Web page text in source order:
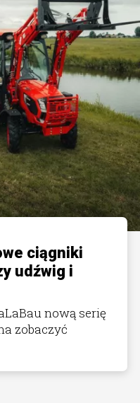
ciągniki
udźwig i
nową serię
zobaczyć